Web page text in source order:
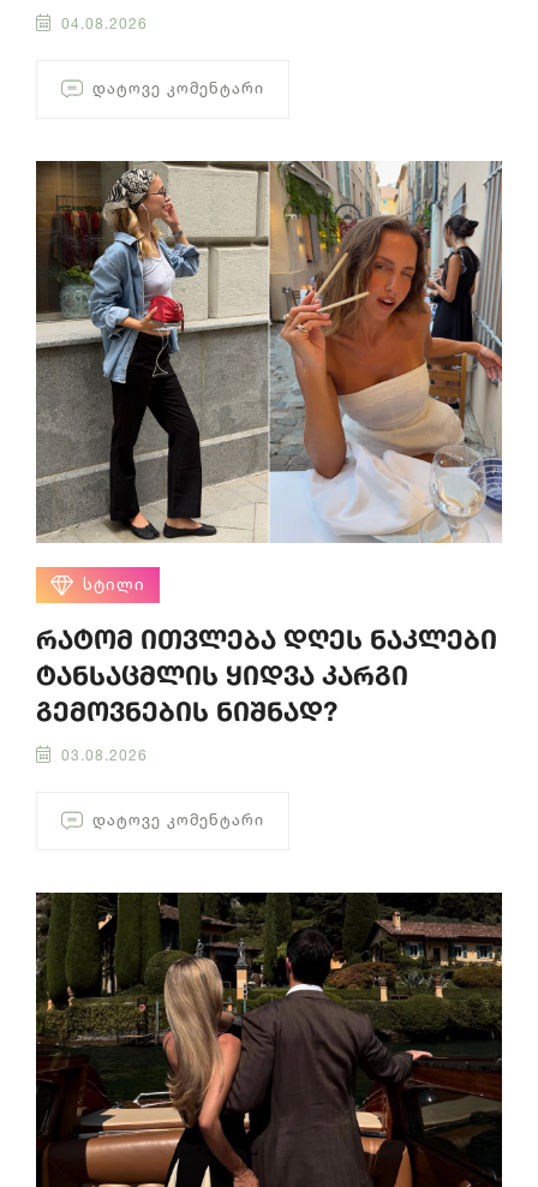
04.08.2026
ᲓᲐᲢᲝᲕᲔ ᲙᲝᲛᲔᲜᲢᲐᲠᲘ
ᲡᲢᲘᲚᲘ
რატომ ითვლება დღეს ნაკლები
ტანსაცმლის ყიდვა კარგი
გემოვნების ნიშნად?
03.08.2026
ᲓᲐᲢᲝᲕᲔ ᲙᲝᲛᲔᲜᲢᲐᲠᲘ